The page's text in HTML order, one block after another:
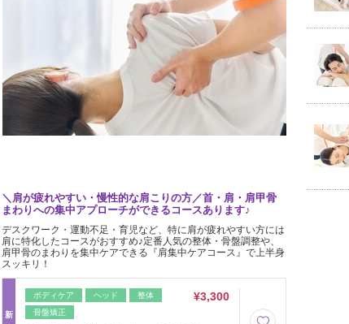
＼肩が疲れやすい・慢性的な肩こりの方／首・肩・肩甲骨
まわりへの集中アプローチができるコースあります♪
デスクワーク・運動不足・育児など、特に肩が疲れやすい方には
肩に特化したコースがおすすめ♪定番人気の整体・骨盤調整や、
肩甲骨のまわりを集中ケアできる『肩集中ケアコース』で上半身
スッキリ！
新
ボディケア ヘッド
整体
骨盤矯正
¥3,300